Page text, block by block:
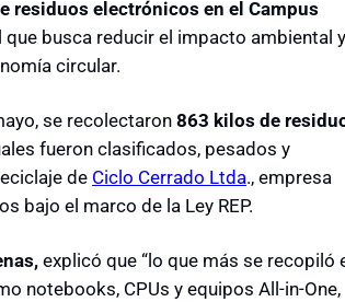
residuos electrónicos en el Campus
busca reducir el impacto ambiental y
circular.
se recolectaron 863 kilos de
fueron clasificados, pesados y
de Ciclo Cerrado Ltda., empresa
bajo el marco de la Ley REP.
explicó que “lo que más se recopiló
notebooks, CPUs y equipos All-in-One,